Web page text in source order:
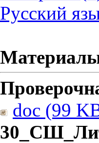
Русский
doc (99